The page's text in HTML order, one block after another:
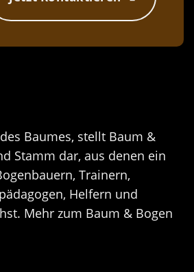
Baumes, stellt Baum &
Stamm dar, aus denen ein
Trainern,
Helfern und
Mehr zum Baum & Bogen